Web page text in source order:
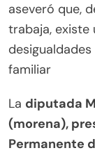
aseveró que,
trabaja, existe
familiar
La diputada
(morena),
Permanente